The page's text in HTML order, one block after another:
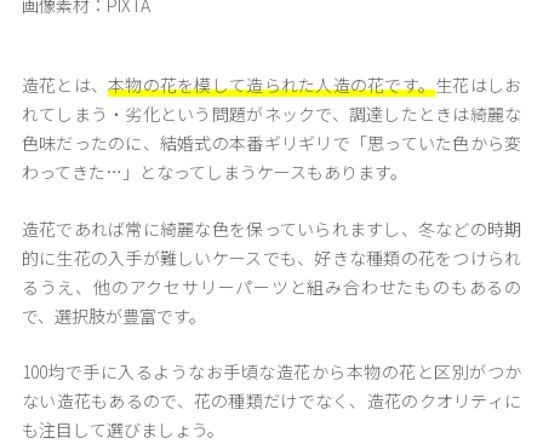
造花とは、本物の花を模して造られた人造の花です。生花はしお
れてしまう・劣化という問題がネックで、調達したときは綺麗な
色味だったのに、結婚式の本番ギリギリで「思っていた色から変
わってきた…」となってしまうケースもあります。
造花であれば常に綺麗な色を保っていられますし、冬などの時期
的に生花の入手が難しいケースでも、好きな種類の花をつけられ
るうえ、他のアクセサリーパーツと組み合わせたものもあるの
で、選択肢が豊富です。
100均で手に入るようなお手頃な造花から本物の花と区別がつか
ない造花もあるので、花の種類だけでなく、造花のクオリティに
も注目して選びましょう。